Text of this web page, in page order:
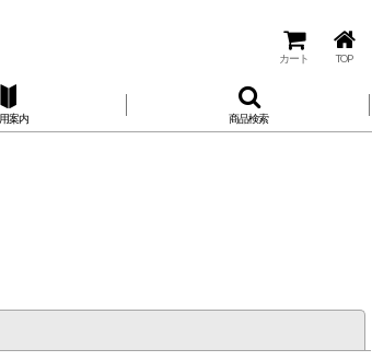
カート TOP
案内 商品検索